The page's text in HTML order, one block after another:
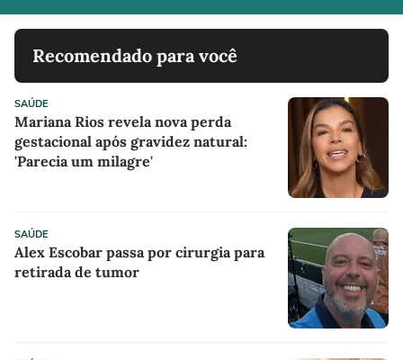
Recomendado para você
SAÚDE
Mariana Rios revela nova perda
gestacional após gravidez natural:
'Parecia um milagre'
SAÚDE
Alex Escobar passa por cirurgia para
retirada de tumor